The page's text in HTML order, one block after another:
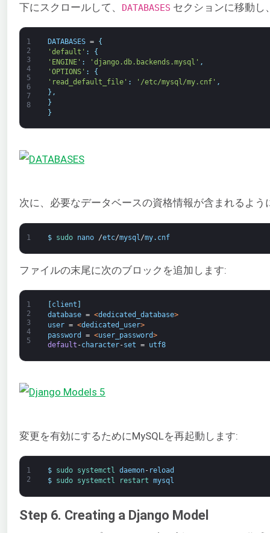
下にスクロールして、 DATABASES セクションに移動し
1
2
3
4
5
6
7
8
DATABASES =
{
'default' :
{
'ENGINE' : 'django.db.backends.mysql' ,
'OPTIONS' :
{
'read_default_file' : '/etc/mysql/my.cnf' ,
} ,
}
}
次に、必要なデータベースの資格情報が含まれるよう
1 $ sudo nano /etc/mysql /my. cnf
ファイルの末尾に次のブロックを追加します:
1
2
3
4
5
client
database = <dedicated_database>
user = <dedicated_user>
password
= <user_password>
default -character-set = utf8
変更を有効にするためにMySQLを再起動します:
1
2
$ sudo systemctl daemon- reload
$
sudo systemctl restart mysql
Step 6. Creating a Django Model